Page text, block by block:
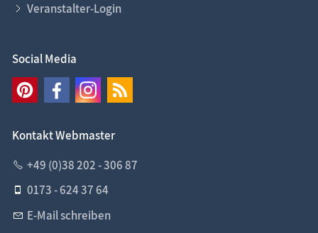
Veranstalter-Login
Social Media
Kontakt Webmaster
+49 (0)38 202 - 306 87
0173 - 624 37 64
E-Mail schreiben